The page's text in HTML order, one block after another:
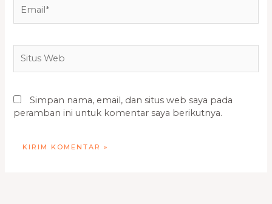
Web
Simpan nama, email, dan situs web saya pada
peramban ini untuk komentar saya berikutnya.